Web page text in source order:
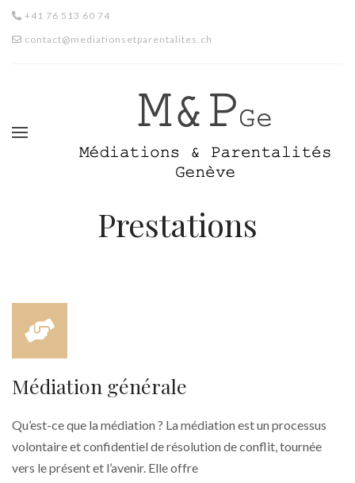
+41 76 513 60 74
contact@mediationsetparentalites.ch
Prestations
Médiation générale
Qu’est-ce que la médiation ? La médiation est un processus
volontaire et confidentiel de résolution de conflit, tournée
vers le présent et l’avenir. Elle offre